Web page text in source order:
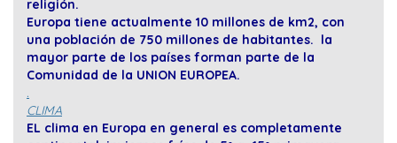
religión.
Europa tiene actualmente 10 millones de km2, con
una población de 750 millones de habitantes. la
mayor parte de los países forman parte de la
Comunidad de la UNION EUROPEA.
.
CLIMA
EL clima en Europa en general es completamente